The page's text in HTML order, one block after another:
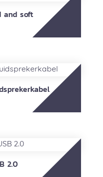
and soft
2.0